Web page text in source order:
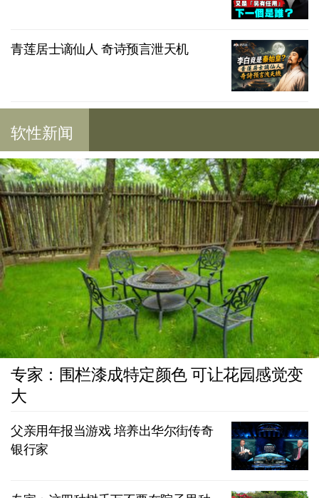
青莲居士谪仙人 奇诗预言泄天机
软性新闻
专家：围栏漆成特定颜色 可让花园感觉变
大
父亲用年报当游戏 培养出华尔街传奇
银行家